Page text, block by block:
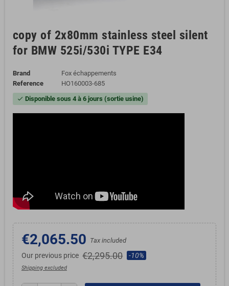
copy of 2x80mm stainless steel silent
for BMW 525i/530i TYPE E34
Brand
Fox échappements
Reference
HO160003-685
check Disponible sous 4 à 6 jours (sortie usine)
€2,065.50 Tax included
Our previous price €2,295.00 -10%
Shipping excluded